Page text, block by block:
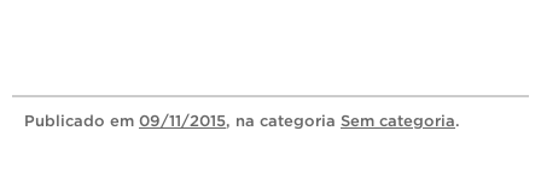
Publicado em 09/11/2015, na categoria Sem categoria.